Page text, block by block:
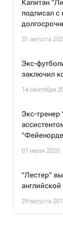
Капитан
подписал
31 августа
Экс-
заключил
14 сентября
Экс-тренер
07 июля 2020
"Лестер"
29 августа